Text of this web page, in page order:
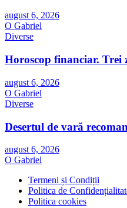
august 6, 2026
O Gabriel
Diverse
Horoscop financiar. Trei
august 6, 2026
O Gabriel
Diverse
Desertul de vară
august 6, 2026
O Gabriel
Termeni și Condiții
Politica de
Politica cookies